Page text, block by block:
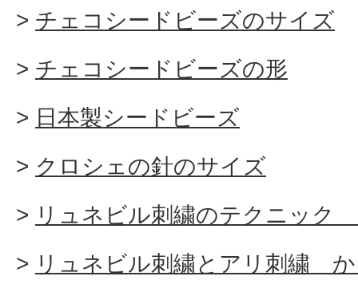
チェコシードビーズのサイズ
チェコシードビーズの形
日本製シードビーズ
クロシェの針のサイズ
リュネビル刺繍のテクニック
リュネビル刺繍とアリ刺繍